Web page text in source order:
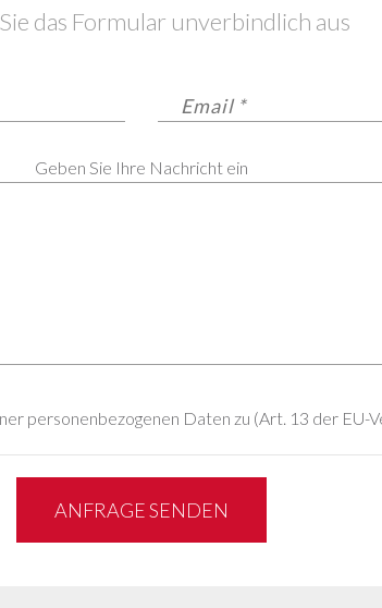
das Formular unverbindlich aus
Geben Sie Ihre Nachricht ein
personenbezogenen Daten zu (Art. 13 der EU-
ANFRAGE SENDEN